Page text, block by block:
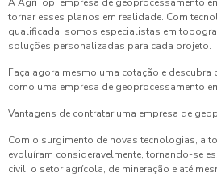
A AgriTop, empresa de geoprocessamento
tornar esses planos em realidade. Com
qualificada, somos especialistas em
soluções personalizadas para cada projeto.
Faça agora mesmo uma cotação e
como uma empresa de geoprocessamento
Vantagens de contratar uma empresa de
Com o surgimento de novas tecnologias, a
evoluíram consideravelmente, tornando-se
civil, o setor agrícola, de mineração e até